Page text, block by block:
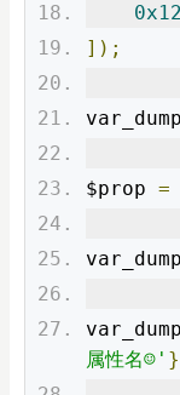
]);
var_dump
$prop =
var_dump
var_dump
属性名☺'